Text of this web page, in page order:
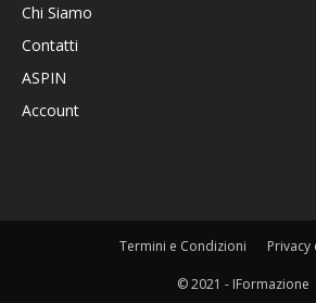
Chi Siamo
Contatti
ASPIN
Account
Termini e Condizioni Privacy
© 2021 - IFormazione